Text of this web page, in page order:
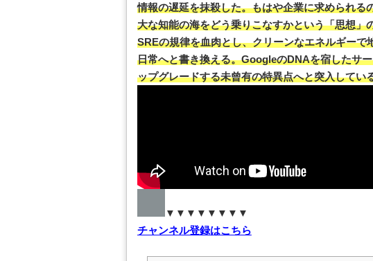
情報の遅延を抹殺した。もはや企業に求められる
大な知能の海をどう乗りこなすかという「思想」
SREの規律を血肉とし、クリーンなエネルギーで
日常へと書き換える。GoogleのDNAを宿したサ
ップグレードする未曾有の特異点へと突入してい
▼▼▼▼▼▼▼▼
チャンネル登録はこちら